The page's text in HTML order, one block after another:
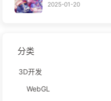
2025-01-20
分类
3D开发
WebGL